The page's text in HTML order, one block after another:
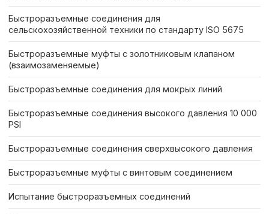
Быстроразъемные соединения для
сельскохозяйственной техники по стандарту ISO 5675
Быстроразъемные муфты с золотниковым клапаном
(взаимозаменяемые)
Быстроразъемные соединения для мокрых линий
Быстроразъемные соединения высокого давления 10 000
PSI
Быстроразъемные соединения сверхвысокого давления
Быстроразъемные муфты с винтовым соединением
Испытание быстроразъемных соединений